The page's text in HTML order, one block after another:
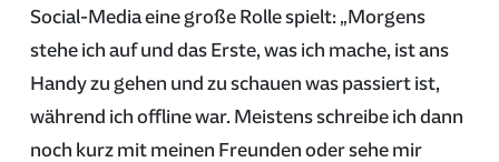
Social-Media eine große Rolle spielt: „Morgens
stehe ich auf und das Erste, was ich mache, ist ans
Handy zu gehen und zu schauen was passiert ist,
während ich offline war. Meistens schreibe ich dann
noch kurz mit meinen Freunden oder sehe mir